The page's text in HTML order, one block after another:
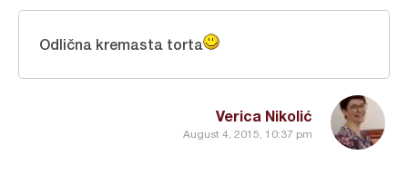
Verica Nikolić
August 4, 2015, 10:37 pm
Odlična kremasta torta